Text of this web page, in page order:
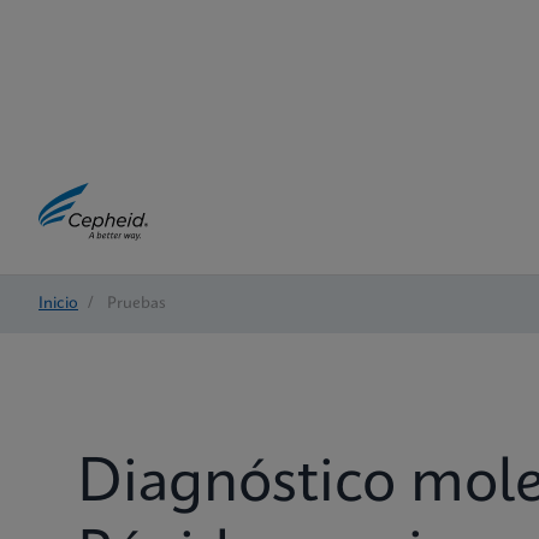
Inicio / Pruebas
Diagnóstico